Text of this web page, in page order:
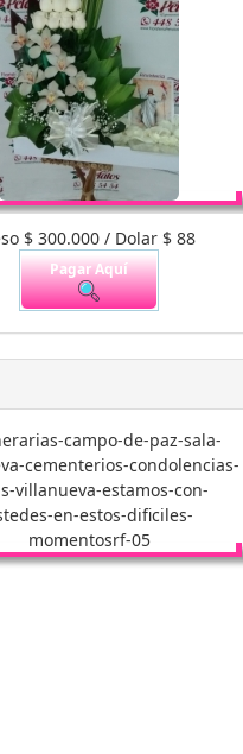
$ 300.000 / Dolar $ 88
Pagar Aquí